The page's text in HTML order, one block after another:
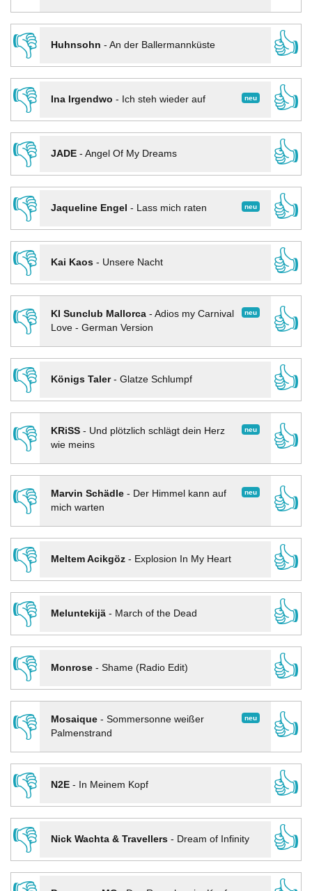
👎
Huhnsohn - An der Ballermannküste
👍
👎
neu
Ina Irgendwo - Ich steh wieder auf
👍
👎
JADE- Angel Of My Dreams
👍
👎
neu
Jaqueline Engel - Lass mich raten
👍
👎
Kai Kaos- Unsere Nacht
👍
👎
neu
KI Sunclub Mallorca- Adios my Carnival
Love - German Version
👍
👎
Königs Taler- Glatze Schlumpf
👍
👎
neu
KRiSS- Und plötzlich schlägt dein Herz
wie meins
👍
👎 neu
Marvin Schädle- Der Himmel kann auf
mich warten
👍
👎
Meltem Acikgöz- Explosion In My Heart
👍
👎
Meluntekijä- March of the Dead
👍
👎
Monrose- Shame (Radio Edit)
👍
👎
neu
Mosaique- Sommersonne weißer
Palmenstrand
👍
👎
N2E- In Meinem Kopf
👍
👎
Nick Wachta & Travellers- Dream of Infinity
👍